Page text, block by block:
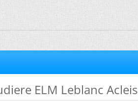
ELM Leblanc Acleis